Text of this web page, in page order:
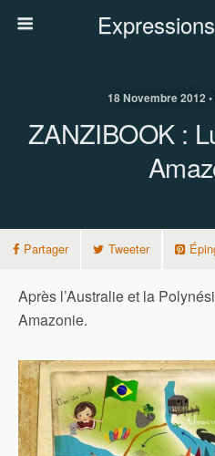
18 Novembre 2012
ZANZIBOOK :
Partager Tweeter
Après l’Australie et la
Amazonie.